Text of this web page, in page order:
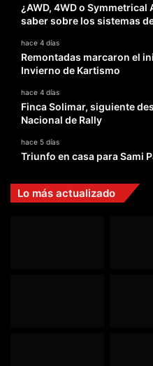
¿AWD, 4WD o Symmetrical
saber sobre los sistemas
hace 4 días
Remontadas marcaron el
Invierno de Kartismo
hace 4 días
Finca Solimar, siguiente
Nacional de Rally
hace 5 días
Triunfo en casa para Sami
Lo más actualizado